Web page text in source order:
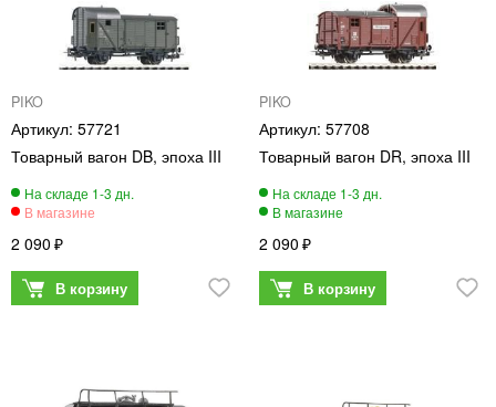
PIKO
57721
Товарный вагон DB, эпоха III
2 090
PIKO
57708
Товарный вагон DR, эпоха III
2 090